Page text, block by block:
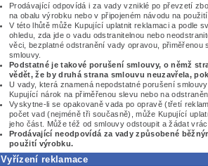
Prodávající odpovídá i za vady vzniklé po převzetí
na obalu výrobku nebo v připojeném návodu na použití.
V této lhůtě může Kupující uplatnit reklamaci a podle
ohledu, zda jde o vadu odstranitelnou nebo
věci, bezplatné odstranění vady opravou,
smlouvy.
Podstatné je takové porušení smlouvy, o němž
vědět, že by druhá strana smlouvu neuzavřela,
U vady, která znamená nepodstatné porušení
Kupující nárok na přiměřenou slevu nebo na
Vyskytne-li se opakovaně vada po opravě (třetí
počet vad (nejméně tři současně), může Kupující
jeho část. Může též od smlouvy odstoupit a žádat
Prodávající neodpovídá za vady způsobené
použití výrobku.
Vyřízení reklamace